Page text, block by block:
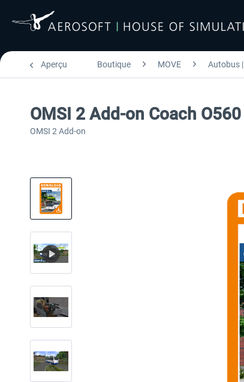
Aperçu Boutique MOVE Autobus
OMSI 2 Add-on Coach
OMSI 2 Add-on